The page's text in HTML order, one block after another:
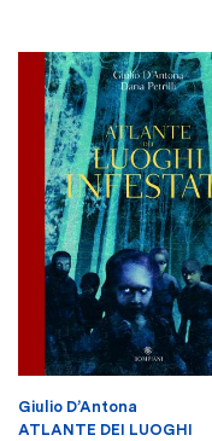
Giulio D’Antona
ATLANTE DEI LUOGHI